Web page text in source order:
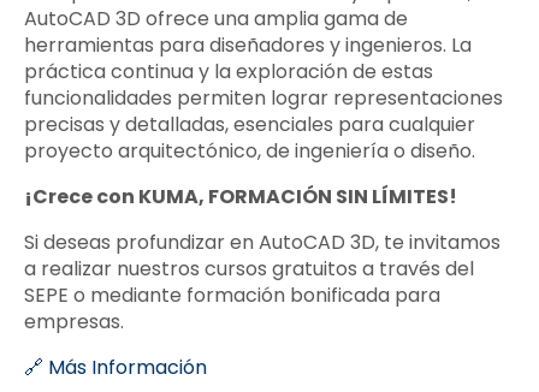
AutoCAD 3D ofrece una amplia gama de
herramientas para diseñadores y ingenieros. La
práctica continua y la exploración de estas
funcionalidades permiten lograr representaciones
precisas y detalladas, esenciales para cualquier
proyecto arquitectónico, de ingeniería o diseño.
¡Crece con KUMA, FORMACIÓN SIN LÍMITES!
Si deseas profundizar en AutoCAD 3D, te invitamos
a realizar nuestros cursos gratuitos a través del
SEPE o mediante formación bonificada para
empresas.
🔗 Más Información